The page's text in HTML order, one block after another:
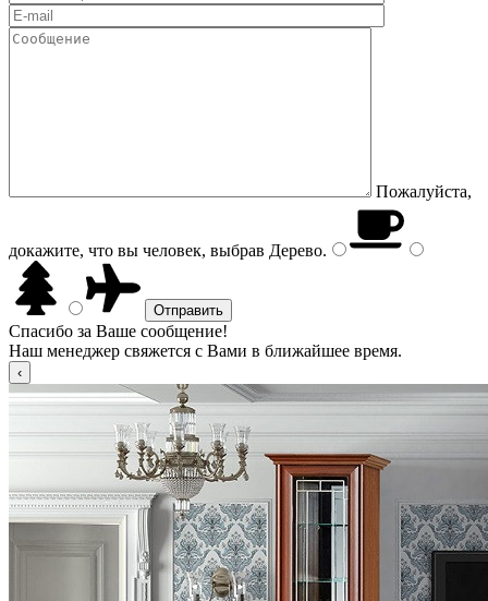
Пожалуйста,
докажите, что вы человек, выбрав Дерево.
Спасибо за Ваше сообщение!
Наш менеджер свяжется с Вами в ближайшее время.